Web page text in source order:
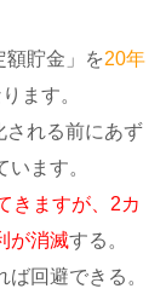
額貯金」を20年
ます。
される前にあず
ます。
きますが、2カ
が消滅する。
回避できる。